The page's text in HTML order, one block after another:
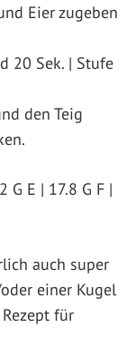
Eier zugeben
20 Sek. | Stufe
den Teig
G E | 17.8 G F |
auch super
einer Kugel
für